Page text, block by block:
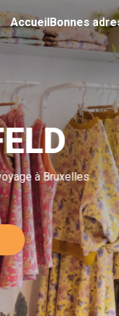
AccueilBonnes
à Bruxelles